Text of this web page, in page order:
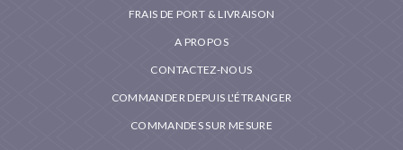
FRAIS DE PORT & LIVRAISON
A PROPOS
CONTACTEZ-NOUS
COMMANDER DEPUIS L'ÉTRANGER
COMMANDES SUR MESURE